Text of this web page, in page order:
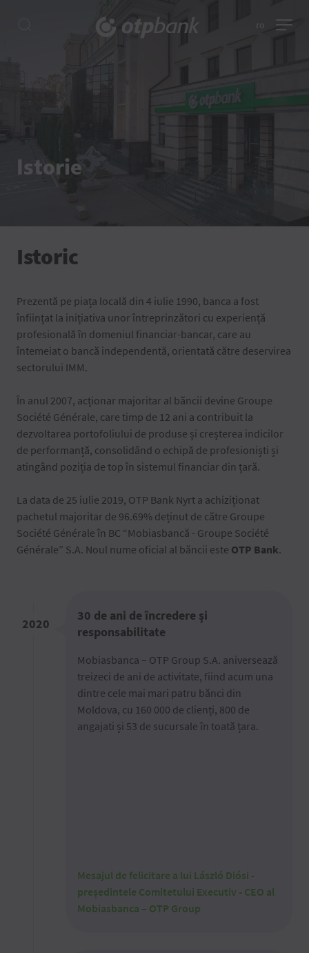
ro
Istorie
Istoric
Prezentă pe piața locală din 4 iulie 1990, banca a fost
înființat la inițiativa unor întreprinzători cu experiență
profesională în domeniul financiar-bancar, care au
întemeiat o bancă independentă, orientată către deservirea
sectorului IMM.
În anul 2007, acționar majoritar al băncii devine Groupe
Société Générale, care timp de 12 ani a contribuit la
dezvoltarea portofoliului de produse și creșterea indicilor
de performanță, consolidând o echipă de profesioniști și
atingând poziția de top în sistemul financiar din țară.
La data de 25 iulie 2019, OTP Bank Nyrt a achiziționat
pachetul majoritar de 96.69% deținut de către Groupe
Société Générale în BC “Mobiasbancă - Groupe Société
Générale” S.A. Noul nume oficial al băncii este OTP Bank.
30 de ani de încredere şi
responsabilitate
Mobiasbanca – OTP Group S.A. aniversează
treizeci de ani de activitate, fiind acum una
dintre cele mai mari patru bănci din
Moldova, cu 160 000 de clienți, 800 de
angajati și 53 de sucursale în toată țara.
Mesajul de felicitare a lui László Diósi -
președintele Comitetului Executiv - CEO al
Mobiasbanca – OTP Group
2020